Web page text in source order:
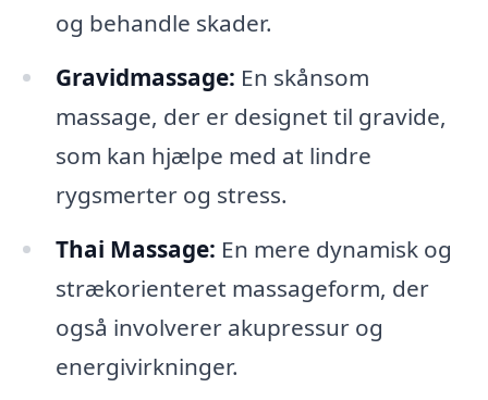
og behandle skader.
Gravidmassage: En skånsom
massage, der er designet til gravide,
som kan hjælpe med at lindre
rygsmerter og stress.
Thai Massage: En mere dynamisk og
strækorienteret massageform, der
også involverer akupressur og
energivirkninger.